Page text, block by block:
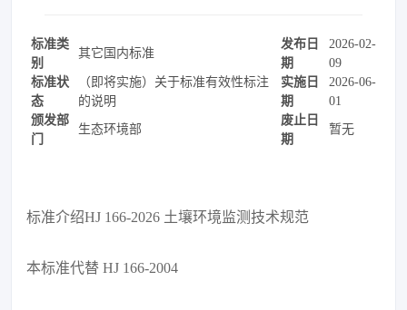
标准类
别
其它国内标准
发布日
期
2026-02-
09
标准状
态
（即将实施）关于标准有效性标注
的说明
实施日
期
2026-06-
01
颁发部
门
生态环境部
废止日
期
暂无
标准介绍HJ 166-2026 土壤环境监测技术规范
本标准代替 HJ 166-2004